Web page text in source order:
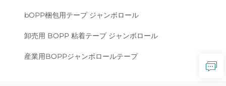
bOPP梱包用テープ ジャンボロール
卸売用 BOPP 粘着テープ ジャンボロール
産業用BOPPジャンボロールテープ